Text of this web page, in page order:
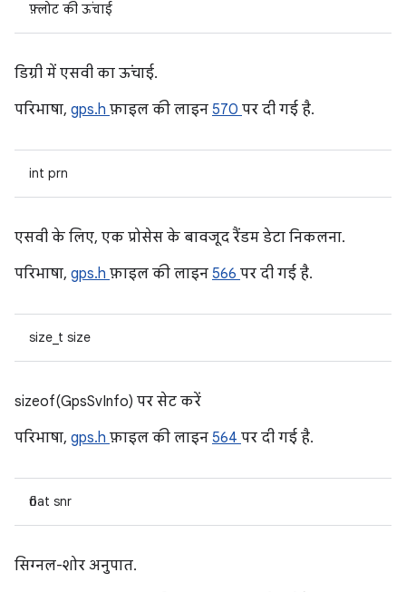
फ़्लोट की ऊंचाई
डिग्री में एसवी का ऊंचाई.
परिभाषा, gps.h फ़ाइल की लाइन 570 पर दी गई है.
int prn
एसवी के लिए, एक प्रोसेस के बावजूद रैंडम डेटा निकलना.
परिभाषा, gps.h फ़ाइल की लाइन 566 पर दी गई है.
size_t size
sizeof(GpsSvInfo) पर सेट करें
परिभाषा, gps.h फ़ाइल की लाइन 564 पर दी गई है.
float snr
सिग्नल-शोर अनुपात.